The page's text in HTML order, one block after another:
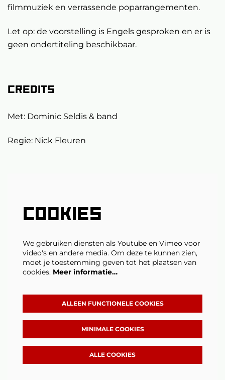
filmmuziek en verrassende poparrangementen.
Let op: de voorstelling is Engels gesproken en er is
geen ondertiteling beschikbaar.
Credits
Met: Dominic Seldis & band
Regie: Nick Fleuren
COOKIES
We gebruiken diensten als Youtube en Vimeo voor
video's en andere media. Om deze te kunnen zien,
moet je toestemming geven tot het plaatsen van
cookies. Meer informatie…
ALLEEN FUNCTIONELE COOKIES
MINIMALE COOKIES
ALLE COOKIES